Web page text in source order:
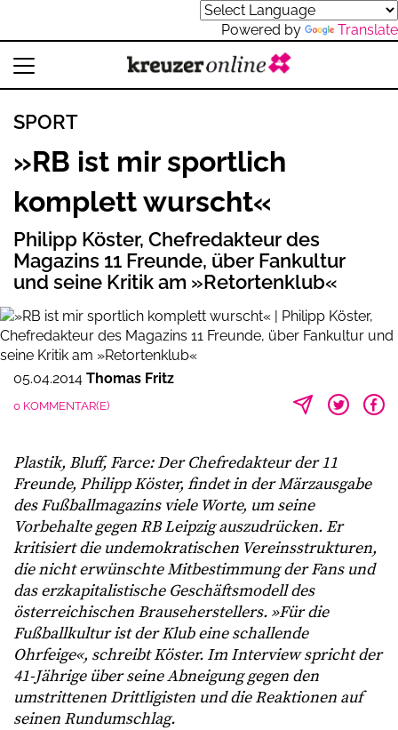
Powered by Translate
SPORT
»RB ist mir sportlich
komplett wurscht«
Philipp Köster, Chefredakteur des
Magazins 11 Freunde, über Fankultur
und seine Kritik am »Retortenklub«
05.04.2014 Thomas Fritz
0 KOMMENTAR(E)
Plastik, Bluff, Farce: Der Chefredakteur der 11
Freunde, Philipp Köster, findet in der Märzausgabe
des Fußballmagazins viele Worte, um seine
Vorbehalte gegen RB Leipzig auszudrücken. Er
kritisiert die undemokratischen Vereinsstrukturen,
die nicht erwünschte Mitbestimmung der Fans und
das erzkapitalistische Geschäftsmodell des
österreichischen Brauseherstellers. »Für die
Fußballkultur ist der Klub eine schallende
Ohrfeige«, schreibt Köster. Im Interview spricht der
41-Jährige über seine Abneigung gegen den
umstrittenen Drittligisten und die Reaktionen auf
seinen Rundumschlag.